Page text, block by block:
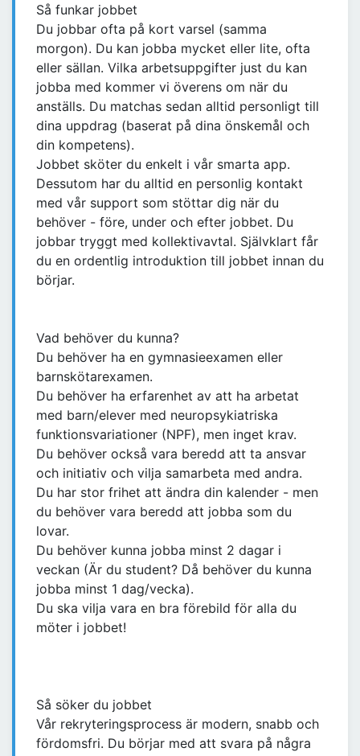
Så funkar jobbet
Du jobbar ofta på kort varsel (samma
morgon). Du kan jobba mycket eller lite, ofta
eller sällan. Vilka arbetsuppgifter just du kan
jobba med kommer vi överens om när du
anställs. Du matchas sedan alltid personligt till
dina uppdrag (baserat på dina önskemål och
din kompetens).
Jobbet sköter du enkelt i vår smarta app.
Dessutom har du alltid en personlig kontakt
med vår support som stöttar dig när du
behöver - före, under och efter jobbet. Du
jobbar tryggt med kollektivavtal. Självklart får
du en ordentlig introduktion till jobbet innan du
börjar.
Vad behöver du kunna?
Du behöver ha en gymnasieexamen eller
barnskötarexamen.
Du behöver ha erfarenhet av att ha arbetat
med barn/elever med neuropsykiatriska
funktionsvariationer (NPF), men inget krav.
Du behöver också vara beredd att ta ansvar
och initiativ och vilja samarbeta med andra.
Du har stor frihet att ändra din kalender - men
du behöver vara beredd att jobba som du
lovar.
Du behöver kunna jobba minst 2 dagar i
veckan (Är du student? Då behöver du kunna
jobba minst 1 dag/vecka).
Du ska vilja vara en bra förebild för alla du
möter i jobbet!
Så söker du jobbet
Vår rekryteringsprocess är modern, snabb och
fördomsfri. Du börjar med att svara på några